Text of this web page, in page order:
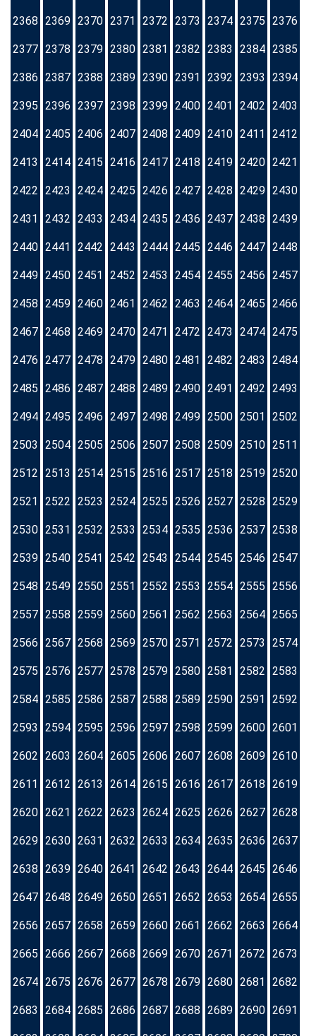
2368 2369 2370 2371 2372 2373 2374 2375 2376
2377 2378 2379 2380 2381 2382 2383 2384 2385
2386 2387 2388 2389 2390 2391 2392 2393 2394
2395 2396 2397 2398 2399 2400 2401 2402 2403
2404 2405 2406 2407 2408 2409 2410 2411 2412
2413 2414 2415 2416 2417 2418 2419 2420 2421
2422 2423 2424 2425 2426 2427 2428 2429 2430
2431 2432 2433 2434 2435 2436 2437 2438 2439
2440 2441 2442 2443 2444 2445 2446 2447 2448
2449 2450 2451 2452 2453 2454 2455 2456 2457
2458 2459 2460 2461 2462 2463 2464 2465 2466
2467 2468 2469 2470 2471 2472 2473 2474 2475
2476 2477 2478 2479 2480 2481 2482 2483 2484
2485 2486 2487 2488 2489 2490 2491 2492 2493
2494 2495 2496 2497 2498 2499 2500 2501 2502
2503 2504 2505 2506 2507 2508 2509 2510 2511
2512 2513 2514 2515 2516 2517 2518 2519 2520
2521 2522 2523 2524 2525 2526 2527 2528 2529
2530 2531 2532 2533 2534 2535 2536 2537 2538
2539 2540 2541 2542 2543 2544 2545 2546 2547
2548 2549 2550 2551 2552 2553 2554 2555 2556
2557 2558 2559 2560 2561 2562 2563 2564 2565
2566 2567 2568 2569 2570 2571 2572 2573 2574
2575 2576 2577 2578 2579 2580 2581 2582 2583
2584 2585 2586 2587 2588 2589 2590 2591 2592
2593 2594 2595 2596 2597 2598 2599 2600 2601
2602 2603 2604 2605 2606 2607 2608 2609 2610
2611 2612 2613 2614 2615 2616 2617 2618 2619
2620 2621 2622 2623 2624 2625 2626 2627 2628
2629 2630 2631 2632 2633 2634 2635 2636 2637
2638 2639 2640 2641 2642 2643 2644 2645 2646
2647 2648 2649 2650 2651 2652 2653 2654 2655
2656 2657 2658 2659 2660 2661 2662 2663 2664
2665 2666 2667 2668 2669 2670 2671 2672 2673
2674 2675 2676 2677 2678 2679 2680 2681 2682
2683 2684 2685 2686 2687 2688 2689 2690 2691